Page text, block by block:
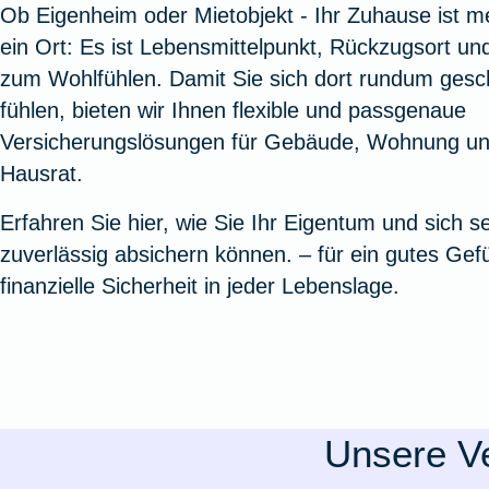
Oldtimerversicherung
Zur Produktübersicht
Haus- und
Jagd-
Jäger-
Augenzusatzversicherung
Zur Produktübersicht
Zur
Zur
Vermögensschadenversicherung
Cyber-Versicherung
Spezialversicherungen
Zur Serviceübersicht
Ob Eigenheim oder Mietobjekt - Ihr Zuhause ist
ein Ort: Es ist Lebensmittelpunkt, Rückzugsort
zum Wohlfühlen. Damit Sie sich dort rundum
fühlen, bieten wir Ihnen flexible und passgenaue
Versicherungslösungen für Gebäude, Wohnung
Hausrat.
Erfahren Sie hier, wie Sie Ihr Eigentum und sich
zuverlässig absichern können. – für ein gutes
finanzielle Sicherheit in jeder Lebenslage.
Unsere